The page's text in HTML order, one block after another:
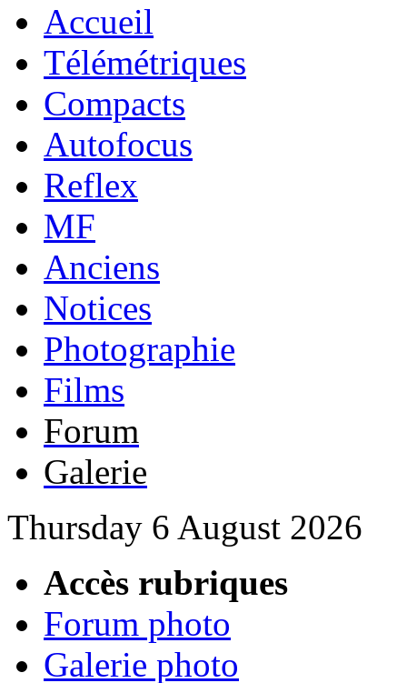
Accueil
Télémétriques
Compacts
Autofocus
Reflex
MF
Anciens
Notices
Photographie
Films
Forum
Galerie
Thursday 6 August 2026
Accès rubriques
Forum photo
Galerie photo